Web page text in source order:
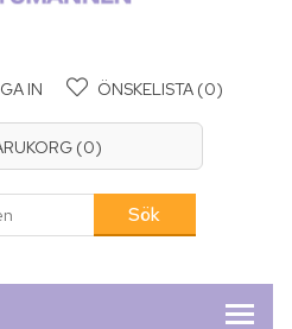
IN ÖNSKELISTA (0)
(0)